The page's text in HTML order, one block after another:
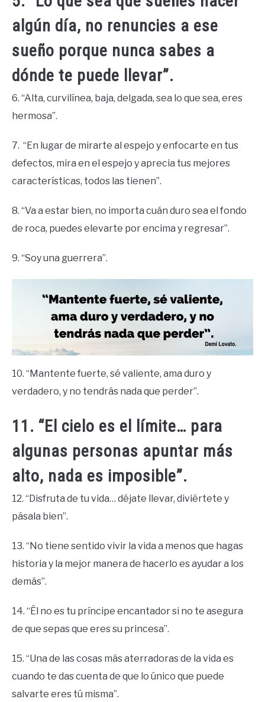
algún día, no renuncies a ese
sueño porque nunca sabes a
dónde te puede llevar”.
6. “Alta, curvilínea, baja, delgada, sea lo que sea, eres
hermosa”.
7. “En lugar de mirarte al espejo y enfocarte en tus
defectos, mira en el espejo y aprecia tus mejores
características, todos las tienen”.
8. “Va a estar bien, no importa cuán duro sea el fondo
de roca, puedes elevarte por encima y regresar”.
9. “Soy una guerrera”.
10. “Mantente fuerte, sé valiente, ama duro y
verdadero, y no tendrás nada que perder”.
11. “El cielo es el límite… para
algunas personas apuntar más
alto, nada es imposible”.
12. “Disfruta de tu vida… déjate llevar, diviértete y
pásala bien”.
13. “No tiene sentido vivir la vida a menos que hagas
historia y la mejor manera de hacerlo es ayudar a los
demás”.
14. “Él no es tu príncipe encantador si no te asegura
de que sepas que eres su princesa”.
15. “Una de las cosas más aterradoras de la vida es
cuando te das cuenta de que lo único que puede
salvarte eres tú misma”.